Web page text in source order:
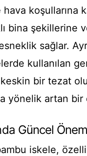
hava
bina şekillerine
sağlar.
kullanılan
bir tezat
yönelik artan bir
Güncel
iskele,